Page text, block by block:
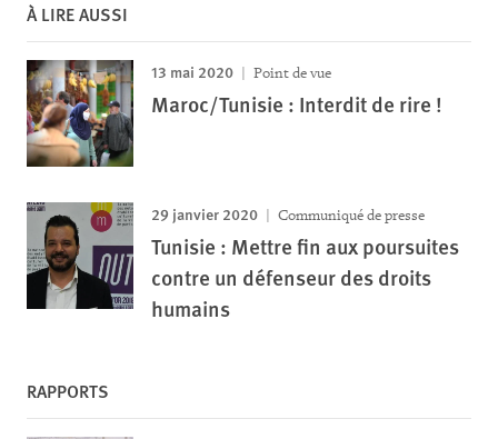
À LIRE AUSSI
13 mai 2020 Point de vue
Maroc/Tunisie : Interdit de rire !
29 janvier 2020 Communiqué de presse
Tunisie : Mettre fin aux poursuites
contre un défenseur des droits
humains
RAPPORTS